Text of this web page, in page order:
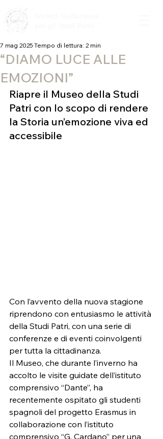
“DIAMO LUCE ALLE
EMOZIONI”
7 mag 2025 Tempo di lettura: 2 min
Riapre il Museo della Studi
Patri con lo scopo di rendere
la Storia un’emozione viva ed
accessibile
Con l’avvento della nuova stagione
riprendono con entusiasmo le attività
della Studi Patri, con una serie di
conferenze e di eventi coinvolgenti
per tutta la cittadinanza.
Il Museo, che durante l’inverno ha
accolto le visite guidate dell’istituto
comprensivo “Dante”, ha
recentemente ospitato gli studenti
spagnoli del progetto Erasmus in
collaborazione con l’istituto
comprensivo “G. Cardano” per una